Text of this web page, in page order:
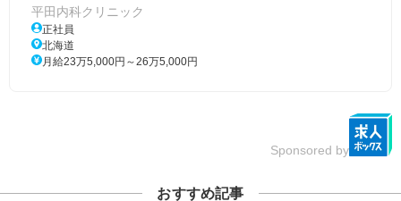
平田内科クリニック
正社員
北海道
月給23万5,000円～26万5,000円
Sponsored by
おすすめ記事